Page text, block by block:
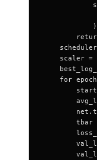
            )
scaler =
for
tbar